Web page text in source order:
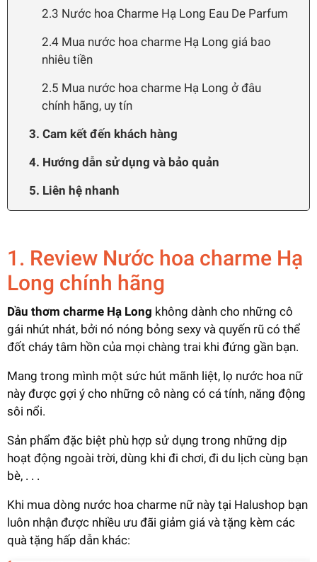
2.3 Nước hoa Charme Hạ Long Eau De Parfum
2.4 Mua nước hoa charme Hạ Long giá bao
nhiêu tiền
2.5 Mua nước hoa charme Hạ Long ở đâu
chính hãng, uy tín
3. Cam kết đến khách hàng
4. Hướng dẫn sử dụng và bảo quản
5. Liên hệ nhanh
1. Review Nước hoa charme Hạ
Long chính hãng
Dầu thơm charme Hạ Long không dành cho những cô
gái nhút nhát, bởi nó nóng bỏng sexy và quyến rũ có thể
đốt cháy tâm hồn của mọi chàng trai khi đứng gần bạn.
Mang trong mình một sức hút mãnh liệt, lọ nước hoa nữ
này được gợi ý cho những cô nàng có cá tính, năng động
sôi nổi.
Sản phẩm đặc biệt phù hợp sử dụng trong những dịp
hoạt động ngoài trời, dùng khi đi chơi, đi du lịch cùng bạn
bè, . . .
Khi mua dòng nước hoa charme nữ này tại Halushop bạn
luôn nhận được nhiều ưu đãi giảm giá và tặng kèm các
quà tặng hấp dẫn khác: